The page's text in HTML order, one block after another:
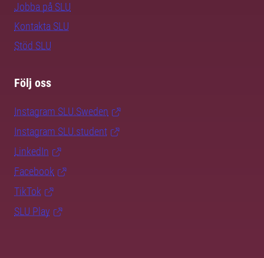
Jobba på SLU
Kontakta SLU
Stöd SLU
Följ oss
Instagram SLU.Sweden
Instagram SLU.student
LinkedIn
Facebook
TikTok
SLU Play